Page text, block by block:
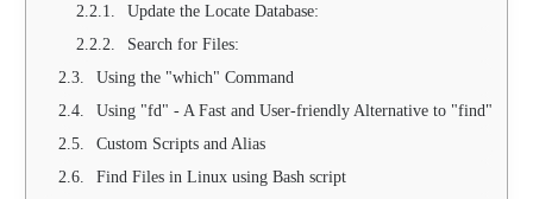
Update the Locate Database:
Search for Files:
Using the "which" Command
Using "fd" - A Fast and User-friendly Alternative to "find"
Custom Scripts and Alias
Find Files in Linux using Bash script